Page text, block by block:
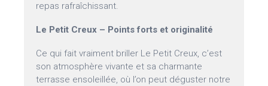
repas rafraîchissant.
Le Petit Creux – Points forts et originalité
Ce qui fait vraiment briller Le Petit Creux, c’est
son atmosphère vivante et sa charmante
terrasse ensoleillée, où l’on peut déguster notre